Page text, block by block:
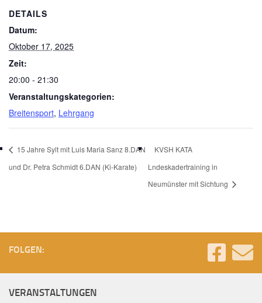
DETAILS
Datum:
Oktober 17, 2025
Zeit:
20:00 - 21:30
Veranstaltungskategorien:
Breitensport, Lehrgang
15 Jahre Sylt mit Luis Maria Sanz 8.DAN
und Dr. Petra Schmidt 6.DAN (Ki-Karate)
KVSH KATA
Lndeskadertraining in
Neumünster mit Sichtung
FOLGEN:
VERANSTALTUNGEN